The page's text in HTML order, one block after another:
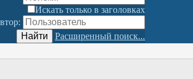
Искать только в заголовках
Найти
Расширенный поиск...